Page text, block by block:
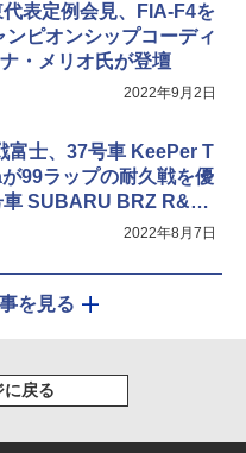
表定例会見、FIA-F4を
ピオンシップコーディ
・メリオ氏が登壇
2022年9月2日
富士、37号車 KeePer T
99ラップの耐久戦を優
車 SUBARU BRZ R&D
2022年8月7日
を見る
に戻る